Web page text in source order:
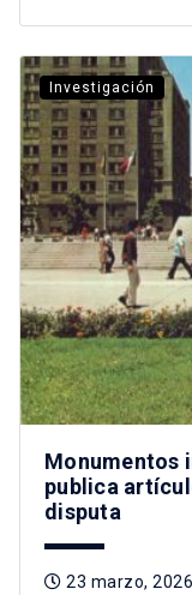
Investigación
Monumentos
publica
disputa
23 marzo, 2026